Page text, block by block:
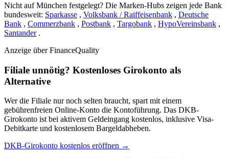
Nicht auf München festgelegt? Die Marken-Hubs zeigen jede Bank
bundesweit: Sparkasse , Volksbank / Raiffeisenbank , Deutsche
Bank , Commerzbank , Postbank , Targobank , HypoVereinsbank ,
Santander.
Anzeige über FinanceQuality
Filiale unnötig? Kostenloses Girokonto als
Alternative
Wer die Filiale nur noch selten braucht, spart mit einem
gebührenfreien Online-Konto die Kontoführung. Das DKB-
Girokonto ist bei aktivem Geldeingang kostenlos, inklusive Visa-
Debitkarte und kostenlosem Bargeldabheben.
DKB-Girokonto kostenlos eröffnen →